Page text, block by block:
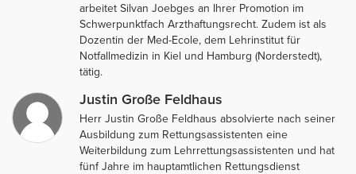
arbeitet Silvan Joebges an Ihrer Promotion im
Schwerpunktfach Arzthaftungsrecht. Zudem ist als
Dozentin der Med-Ecole, dem Lehrinstitut für
Notfallmedizin in Kiel und Hamburg (Norderstedt),
tätig.
Justin Große Feldhaus
Herr Justin Große Feldhaus absolvierte nach seiner
Ausbildung zum Rettungsassistenten eine
Weiterbildung zum Lehrrettungsassistenten und hat
fünf Jahre im hauptamtlichen Rettungsdienst